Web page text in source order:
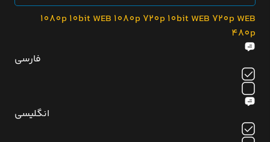
1080p 10bit WEB 1080p 720p 10bit WEB 720p WEB
480p
فارسی
انگلیسی